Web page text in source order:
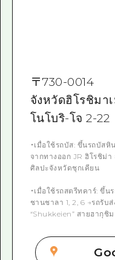
〒730-0014
จังหวัดฮิโรชิมา
โนโบริ-โจ 2-22
・เมื่อใช้รถบัส: ขึ้นรถบัส
จากทางออก JR ฮิโรชิม่
ศิลปะจังหวัดชุกเคียน
・เมื่อใช้รถสตรีทคาร์: ขึ้
ชานชาลา 1, 2, 6 →รถรับ
“Shukkeien” สายฮากุชิม